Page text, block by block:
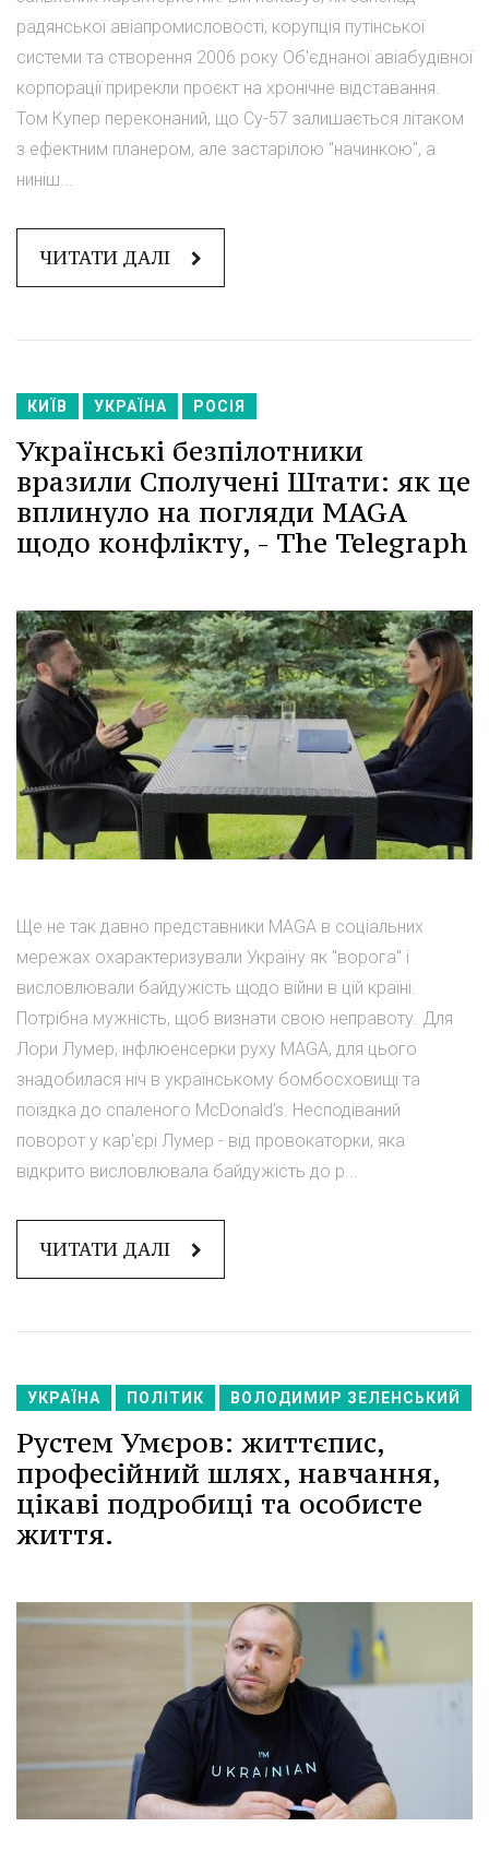
радянської авіапромисловості, корупція путінської
системи та створення 2006 року Об'єднаної авіабудівної
корпорації прирекли проєкт на хронічне відставання.
Том Купер переконаний, що Су-57 залишається літаком
з ефектним планером, але застарілою "начинкою", а
ниніш...
ЧИТАТИ ДАЛІ
КИЇВ УКРАЇНА РОСІЯ
Українські безпілотники
вразили Сполучені Штати: як це
вплинуло на погляди MAGA
щодо конфлікту, - The Telegraph
Ще не так давно представники MAGA в соціальних
мережах охарактеризували Україну як "ворога" і
висловлювали байдужість щодо війни в цій країні.
Потрібна мужність, щоб визнати свою неправоту. Для
Лори Лумер, інфлюенсерки руху MAGA, для цього
знадобилася ніч в українському бомбосховищі та
поїздка до спаленого McDonald's. Несподіваний
поворот у кар'єрі Лумер - від провокаторки, яка
відкрито висловлювала байдужість до р...
ЧИТАТИ ДАЛІ
УКРАЇНА ПОЛІТИК ВОЛОДИМИР ЗЕЛЕНСЬКИЙ
Рустем Умєров: життєпис,
професійний шлях, навчання,
цікаві подробиці та особисте
життя.